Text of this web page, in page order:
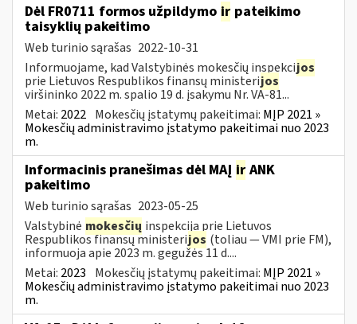
Dėl FR0711 formos užpildymo ir pateikimo
taisyklių pakeitimo
Web turinio sąrašas 2022-10-31
Informuojame, kad Valstybinės mokesčių inspekcijos
prie Lietuvos Respublikos finansų ministerijos
viršininko 2022 m. spalio 19 d. įsakymu Nr. VA-81...
Metai: 2022 Mokesčių įstatymų pakeitimai: MĮP 2021 »
Mokesčių administravimo įstatymo pakeitimai nuo 2023
m.
Informacinis pranešimas dėl MAĮ ir ANK
pakeitimo
Web turinio sąrašas 2023-05-25
Valstybinė mokesčių inspekcija prie Lietuvos
Respublikos finansų ministerijos (toliau — VMI prie FM),
informuoja apie 2023 m. gegužės 11 d....
Metai: 2023 Mokesčių įstatymų pakeitimai: MĮP 2021 »
Mokesčių administravimo įstatymo pakeitimai nuo 2023
m.